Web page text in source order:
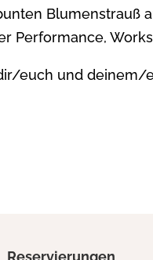
Blumenstrauß
Performance,
euch und